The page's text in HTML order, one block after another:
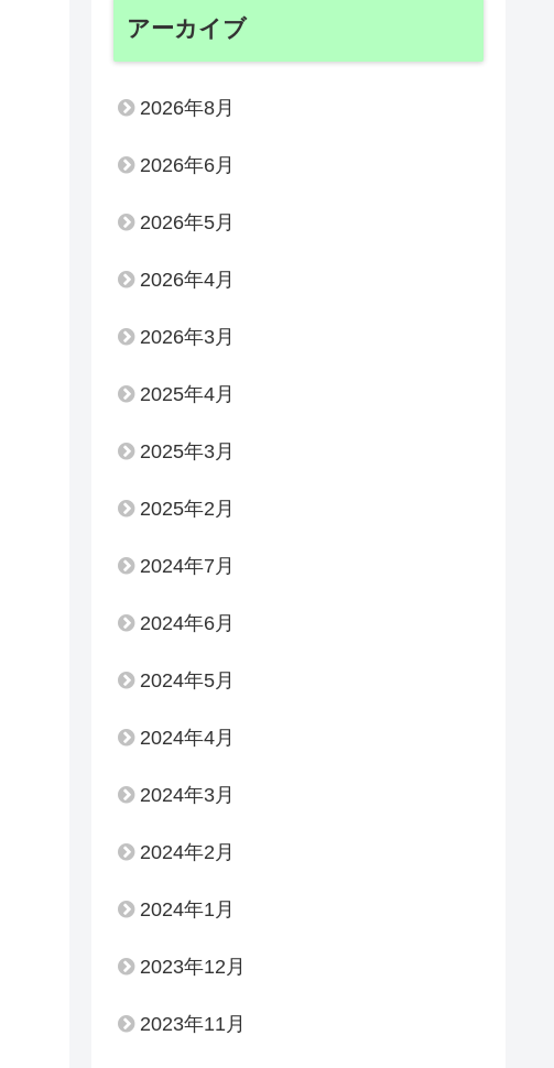
アーカイブ
2026年8月
2026年6月
2026年5月
2026年4月
2026年3月
2025年4月
2025年3月
2025年2月
2024年7月
2024年6月
2024年5月
2024年4月
2024年3月
2024年2月
2024年1月
2023年12月
2023年11月